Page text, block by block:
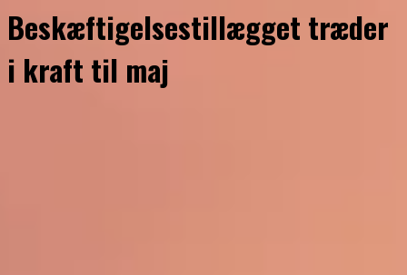
Beskæftigelsestillægget træder
i kraft til maj